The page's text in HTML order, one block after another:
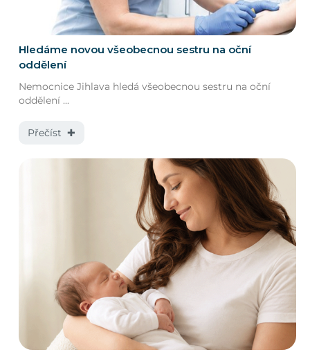
Hledáme novou všeobecnou sestru na oční
oddělení
Nemocnice Jihlava hledá všeobecnou sestru na oční
oddělení ...
Přečíst ✚